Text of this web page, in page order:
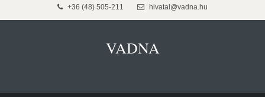
+36 (48) 505-211 hivatal@vadna.hu
VADNA